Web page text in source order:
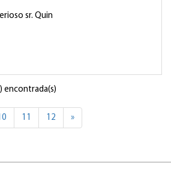
sr. Quin
encontrada(s)
11 12 »